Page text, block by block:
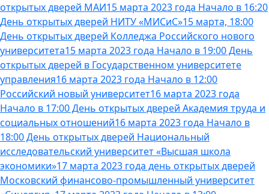
открытых дверей МАИ15 марта 2023 года Начало в 16:20
День открытых дверей НИТУ «МИСиС»15 марта, 18:00
День открытых дверей Колледжа Российского нового
университета15 марта 2023 года Начало в 19:00 День
открытых дверей в Государственном университете
управления16 марта 2023 года Начало в 12:00
Российский новый университет16 марта 2023 года
Начало в 17:00 День открытых дверей Академия труда и
социальных отношений16 марта 2023 года Начало в
18:00 День открытых дверей Национальный
исследовательский университет «Высшая школа
экономики»17 марта 2023 года день открытых дверей
Московский финансово-промышленный университет